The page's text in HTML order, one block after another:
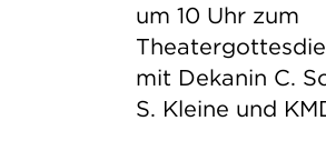
um 10 Uhr zum
mit Dekanin C.
S. Kleine und